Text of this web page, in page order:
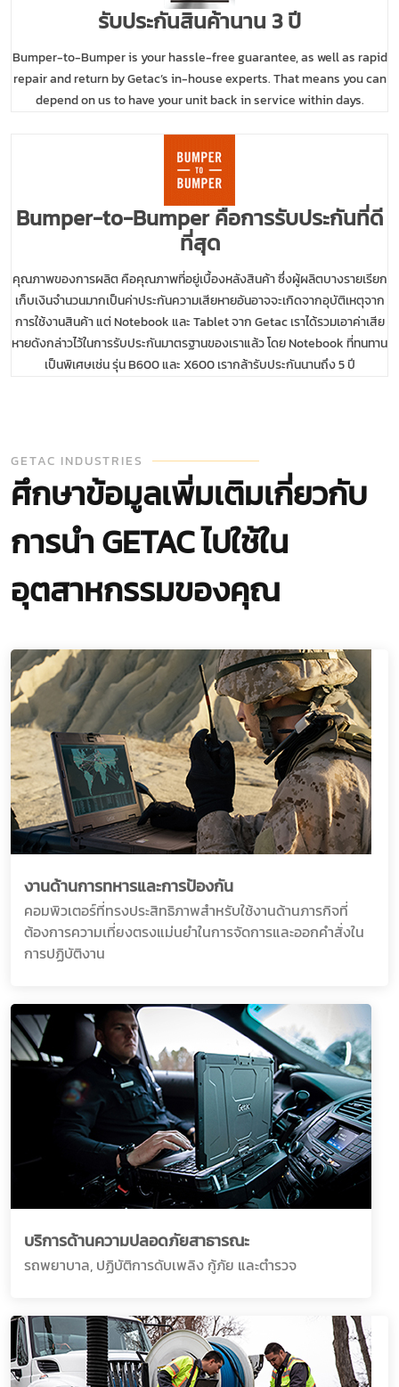
รับประกันสินค้านาน 3 ปี
Bumper-to-Bumper is your hassle-free guarantee, as well as rapid
repair and return by Getac’s in-house experts. That means you can
depend on us to have your unit back in service within days.
Bumper-to-Bumper คือการรับประกันที่ดี
ที่สุด
คุณภาพของการผลิต คือคุณภาพที่อยู่เบื้องหลังสินค้า ซึ่งผู้ผลิตบางรายเรียก
เก็บเงินจำนวนมากเป็นค่าประกันความเสียหายอันอาจจะเกิดจากอุบัติเหตุจาก
การใช้งานสินค้า แต่ Notebook และ Tablet จาก Getac เราได้รวมเอาค่าเสีย
หายดังกล่าวไว้ในการรับประกันมาตรฐานของเราแล้ว โดย Notebook ที่ทนทาน
เป็นพิเศษเช่น รุ่น B600 และ X600 เรากล้ารับประกันนานถึง 5 ปี
GETAC INDUSTRIES
ศึกษาข้อมูลเพิ่มเติมเกี่ยวกับ
การนำ GETAC ไปใช้ใน
อุตสาหกรรมของคุณ
งานด้านการทหารและการป้องกัน
คอมพิวเตอร์ที่ทรงประสิทธิภาพสำหรับใช้งานด้านภารกิจที่
ต้องการความเที่ยงตรงแม่นยำในการจัดการและออกคำสั่งใน
การปฏิบัติงาน
บริการด้านความปลอดภัยสาธารณะ
รถพยาบาล, ปฏิบัติการดับเพลิง กู้ภัย และตำรวจ